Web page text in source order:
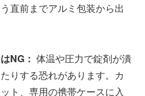
直前までアルミ包装から出
NG： 体温や圧力で錠剤が潰
りする恐れがあります。カ
ト、専用の携帯ケースに入